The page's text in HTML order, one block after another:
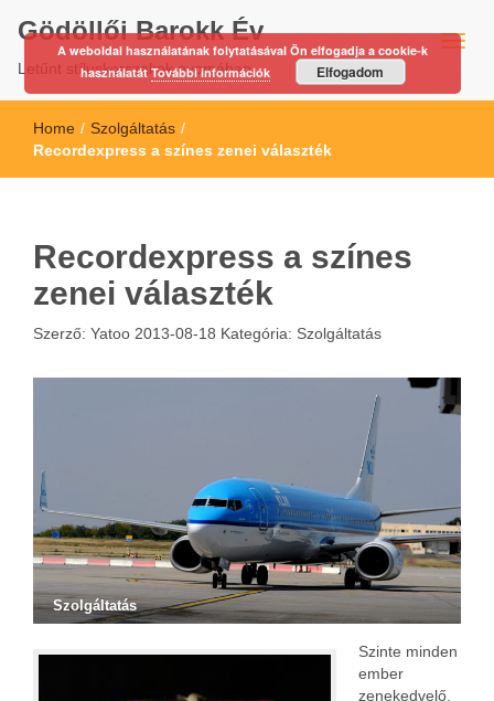
Gödöllői Barokk Év
Letűnt stíluskorszakok nyomában…
Home / Szolgáltatás /
Recordexpress a színes zenei választék
Recordexpress a színes
zenei választék
Szerző: Yatoo 2013-08-18 Kategória: Szolgáltatás
Szolgáltatás
Szinte minden
ember
zenekedvelő.
A weboldal használatának folytatásával Ön elfogadja a cookie-k
használatátTovábbi információk Elfogadom